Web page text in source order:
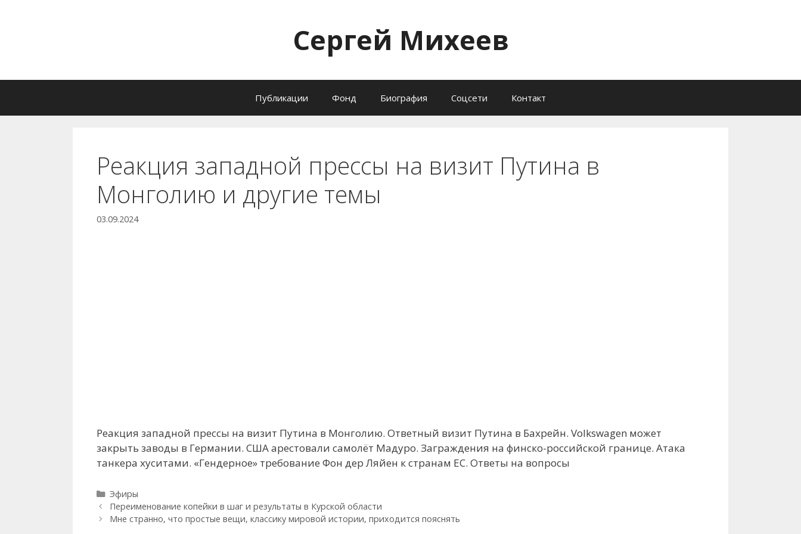
Сергей Михеев
Публикации Фонд Биография Соцсети Контакт
Реакция западной прессы на визит Путина в
Монголию и другие темы
03.09.2024
Реакция западной прессы на визит Путина в Монголию. Ответный визит Путина в Бахрейн. Volkswagen может
закрыть заводы в Германии. США арестовали самолёт Мадуро. Заграждения на финско-российской границе. Атака
танкера хуситами. «Гендерное» требование Фон дер Ляйен к странам ЕС. Ответы на вопросы
Рубрики
Эфиры
Переименование копейки в шаг и результаты в Курской области
Мне странно, что простые вещи, классику мировой истории, приходится пояснять